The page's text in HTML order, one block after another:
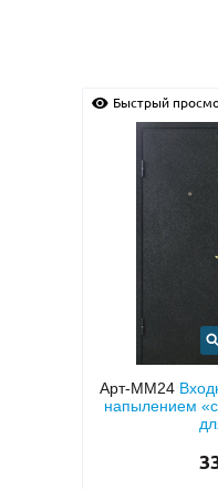
Быстрый просмотр
Арт-ММ24Входная
напылением
для
33 000